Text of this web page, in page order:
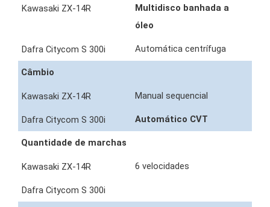
Multidisco banhada a
óleo
Automática centrífuga
Câmbio
Manual sequencial
Automático CVT
Quantidade de marchas
6 velocidades